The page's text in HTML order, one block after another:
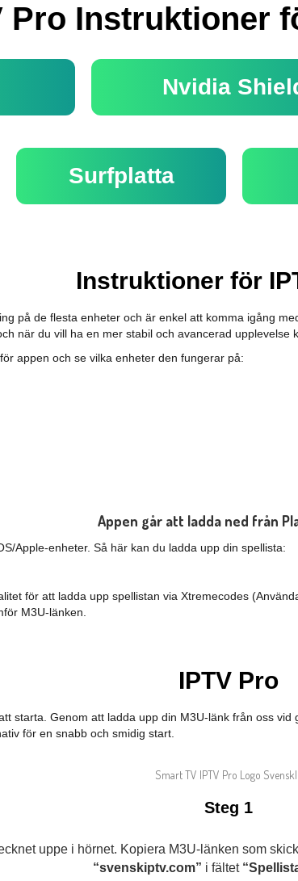
Pro Instruktioner
Nvidia
Surfplatta
Instruktioner för
på de flesta enheter och är enkel att komma igång
när du vill ha en mer stabil och avancerad upplevelse
appen och se vilka enheter den fungerar på:
Appen går att ladda ned från
Apple-enheter. Så här kan du ladda upp din spellista:
för att ladda upp spellistan via Xtremecodes
M3U-länken.
IPTV Pro
starta. Genom att ladda upp din M3U-länk från oss
för en snabb och smidig start.
Steg 1
uppe i hörnet. Kopiera M3U-länken som
“svenskiptv.com” i fältet